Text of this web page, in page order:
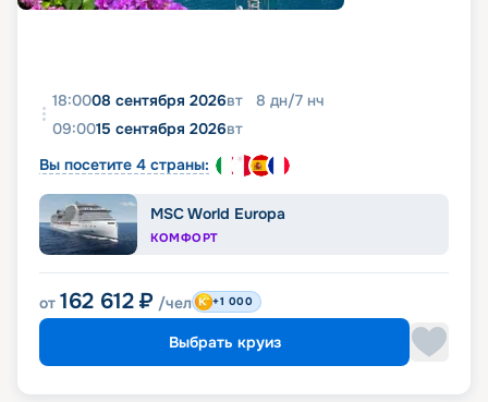
18:0008 сентября 2026вт 8 дн/7 нч
09:0015 сентября 2026вт
Вы посетите 4 страны:
MSC World Europa
КОМФОРТ
от 162 612 ₽ /чел +1 000
Выбрать круиз